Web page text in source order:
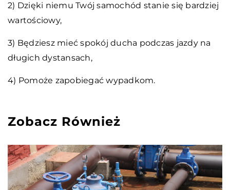
2) Dzięki niemu Twój samochód stanie się bardziej
wartościowy,
3) Będziesz mieć spokój ducha podczas jazdy na
długich dystansach,
4) Pomoże zapobiegać wypadkom.
Zobacz Również